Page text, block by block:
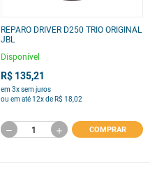
REPARO DRIVER D250 TRIO ORIGINAL
JBL
Disponível
R$ 135,21
em 3x sem juros
ou em até 12x de R$ 18,02
COMPRAR